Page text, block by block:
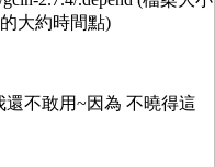
大約時間點)
還不敢用~因為 不曉得這